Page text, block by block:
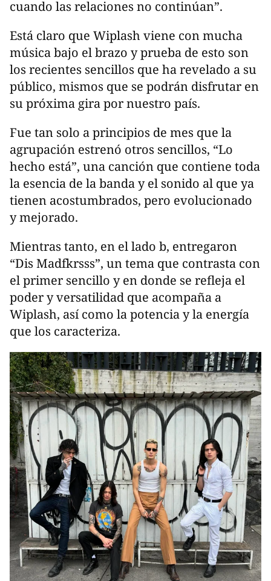
cuando las relaciones no continúan”.
Está claro que Wiplash viene con mucha
música bajo el brazo y prueba de esto son
los recientes sencillos que ha revelado a su
público, mismos que se podrán disfrutar en
su próxima gira por nuestro país.
Fue tan solo a principios de mes que la
agrupación estrenó otros sencillos, “Lo
hecho está”, una canción que contiene toda
la esencia de la banda y el sonido al que ya
tienen acostumbrados, pero evolucionado
y mejorado.
Mientras tanto, en el lado b, entregaron
“Dis Madfkrsss”, un tema que contrasta con
el primer sencillo y en donde se refleja el
poder y versatilidad que acompaña a
Wiplash, así como la potencia y la energía
que los caracteriza.